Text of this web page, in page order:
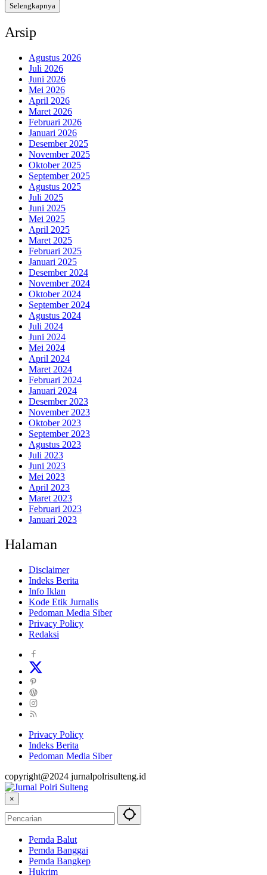
Selengkapnya
Arsip
Agustus 2026
Juli 2026
Juni 2026
Mei 2026
April 2026
Maret 2026
Februari 2026
Januari 2026
Desember 2025
November 2025
Oktober 2025
September 2025
Agustus 2025
Juli 2025
Juni 2025
Mei 2025
April 2025
Maret 2025
Februari 2025
Januari 2025
Desember 2024
November 2024
Oktober 2024
September 2024
Agustus 2024
Juli 2024
Juni 2024
Mei 2024
April 2024
Maret 2024
Februari 2024
Januari 2024
Desember 2023
November 2023
Oktober 2023
September 2023
Agustus 2023
Juli 2023
Juni 2023
Mei 2023
April 2023
Maret 2023
Februari 2023
Januari 2023
Halaman
Disclaimer
Indeks Berita
Info Iklan
Kode Etik Jurnalis
Pedoman Media Siber
Privacy Policy
Redaksi
Privacy Policy
Indeks Berita
Pedoman Media Siber
copyright@2024 jurnalpolrisulteng.id
×
Pemda Balut
Pemda Banggai
Pemda Bangkep
Hukrim